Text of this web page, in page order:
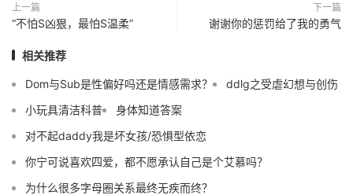
上一篇
“不怕S凶狠，最怕S温柔”
下一篇
谢谢你的惩罚给了我的勇气
相关推荐
Dom与Sub是性偏好吗还是情感需求？
ddlg之受虐幻想与创伤
小玩具清洁科普
身体知道答案
对不起daddy我是坏女孩/恐惧型依恋
你宁可说喜欢四爱，都不愿承认自己是个艾慕吗？
为什么很多字母圈关系最终无疾而终？